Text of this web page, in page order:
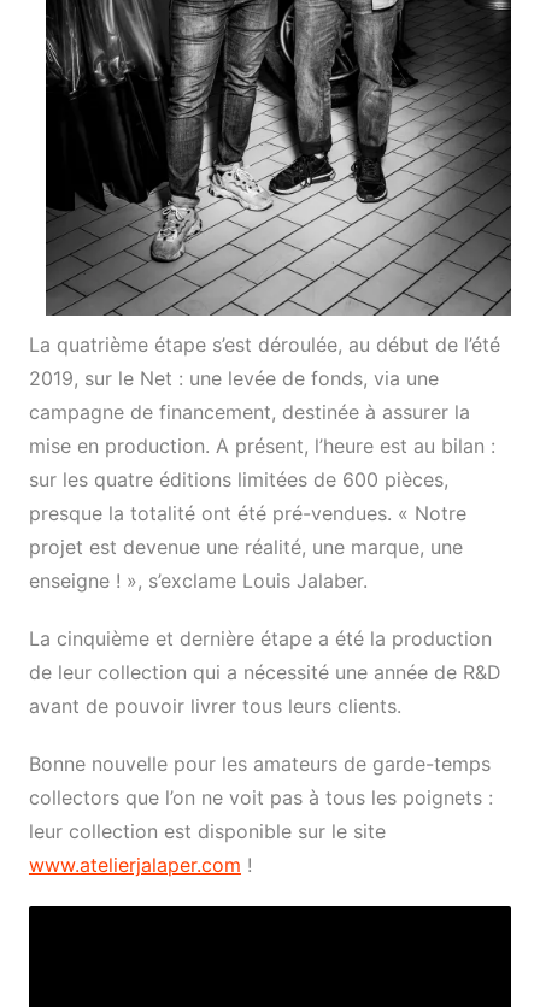
La quatrième étape s’est déroulée, au début de l’été
2019, sur le Net : une levée de fonds, via une
campagne de financement, destinée à assurer la
mise en production. A présent, l’heure est au bilan :
sur les quatre éditions limitées de 600 pièces,
presque la totalité ont été pré-vendues. « Notre
projet est devenue une réalité, une marque, une
enseigne ! », s’exclame Louis Jalaber.
La cinquième et dernière étape a été la production
de leur collection qui a nécessité une année de R&D
avant de pouvoir livrer tous leurs clients.
Bonne nouvelle pour les amateurs de garde-temps
collectors que l’on ne voit pas à tous les poignets :
leur collection est disponible sur le site
www.atelierjalaper.com !